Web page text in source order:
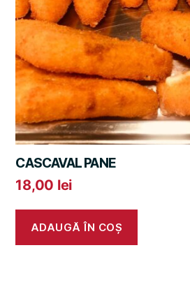
CASCAVAL PANE
18,00 lei
ADAUGĂ ÎN COȘ